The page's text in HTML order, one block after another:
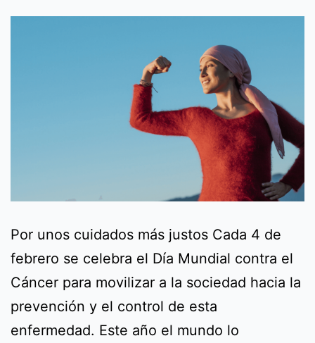
Por unos cuidados más justos Cada 4 de
febrero se celebra el Día Mundial contra el
Cáncer para movilizar a la sociedad hacia la
prevención y el control de esta
enfermedad. Este año el mundo lo